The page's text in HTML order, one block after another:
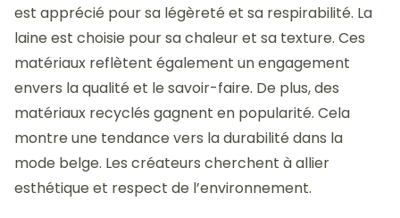
est apprécié pour sa légèreté et sa respirabilité. La
laine est choisie pour sa chaleur et sa texture. Ces
matériaux reflètent également un engagement
envers la qualité et le savoir-faire. De plus, des
matériaux recyclés gagnent en popularité. Cela
montre une tendance vers la durabilité dans la
mode belge. Les créateurs cherchent à allier
esthétique et respect de l’environnement.